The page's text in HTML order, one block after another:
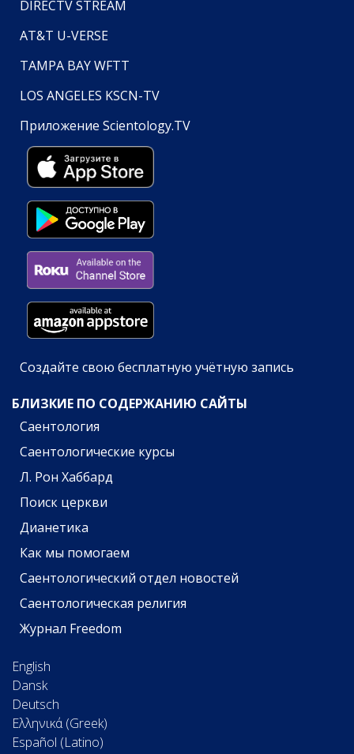
DIRECTV STREAM
AT&T U-VERSE
TAMPA BAY WFTT
LOS ANGELES KSCN-TV
Приложение Scientology.TV
Создайте свою бесплатную учётную запись
БЛИЗКИЕ ПО СОДЕРЖАНИЮ САЙТЫ
Саентология
Саентологические курсы
Л. Рон Хаббард
Поиск церкви
Дианетика
Как мы помогаем
Саентологический отдел новостей
Саентологическая религия
Журнал Freedom
English
Dansk
Deutsch
Ελληνικά (Greek)
Español (Latino)